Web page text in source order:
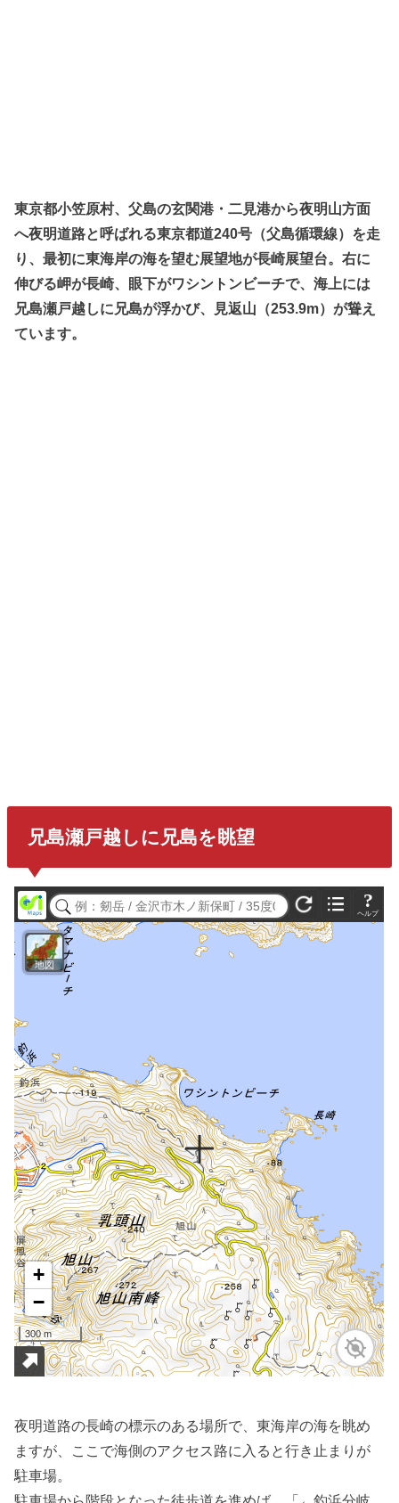
東京都小笠原村、父島の玄関港・二見港から夜明山方面
へ夜明道路と呼ばれる東京都道240号（父島循環線）を走
り、最初に東海岸の海を望む展望地が長崎展望台。右に
伸びる岬が長崎、眼下がワシントンビーチで、海上には
兄島瀬戸越しに兄島が浮かび、見返山（253.9m）が聳え
ています。
兄島瀬戸越しに兄島を眺望
夜明道路の長崎の標示のある場所で、東海岸の海を眺め
ますが、ここで海側のアクセス路に入ると行き止まりが
駐車場。